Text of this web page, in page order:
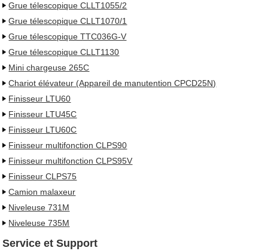
Grue télescopique CLLT1055/2
Grue télescopique CLLT1070/1
Grue télescopique TTC036G-V
Grue télescopique CLLT1130
Mini chargeuse 265C
Chariot élévateur (Appareil de manutention CPCD25N)
Finisseur LTU60
Finisseur LTU45C
Finisseur LTU60C
Finisseur multifonction CLPS90
Finisseur multifonction CLPS95V
Finisseur CLPS75
Camion malaxeur
Niveleuse 731M
Niveleuse 735M
Service et Support